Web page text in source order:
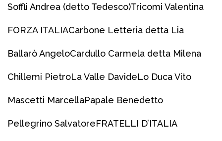
Soffli Andrea (detto Tedesco)Tricomi Valentina
FORZA ITALIACarbone Letteria detta Lia
Ballarò AngeloCardullo Carmela detta Milena
Chillemi PietroLa Valle DavideLo Duca Vito
Mascetti MarcellaPapale Benedetto
Pellegrino SalvatoreFRATELLI D’ITALIA